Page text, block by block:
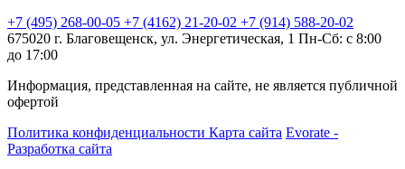
+7 (495) 268-00-05 +7 (4162) 21-20-02 +7 (914) 588-20-02
675020 г. Благовещенск, ул. Энергетическая, 1 Пн-Сб: с 8:00
до 17:00
Информация, представленная на сайте, не является публичной
офертой
Политика конфиденциальности Карта сайта Evorate -
Разработка сайта